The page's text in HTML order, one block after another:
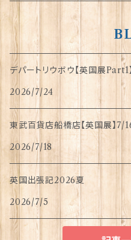
デパートリウボウ【英国展Part1
2026/7/24
東武百貨店船橋店【英国展】7/
2026/7/18
英国出張記2026夏
2026/7/5